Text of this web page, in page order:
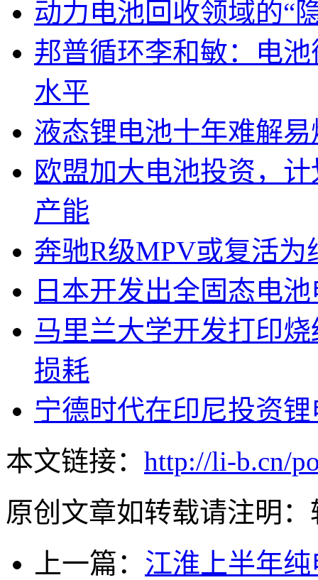
动力电池回收领域的“
邦普循环李和敏：电
水平
液态锂电池十年难解
欧盟加大电池投资，
产能
奔驰R级MPV或复活为
日本开发出全固态电
马里兰大学开发打印
损耗
宁德时代在印尼投资
本文链接： http://li-b.cn/
原创文章如转载请注明：
上一篇： 江淮上半年